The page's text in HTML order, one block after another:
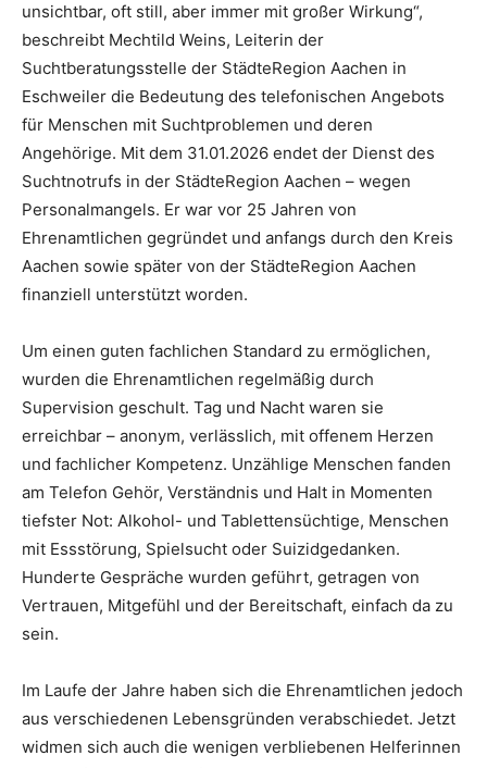
unsichtbar, oft still, aber immer mit großer Wirkung“,
beschreibt Mechtild Weins, Leiterin der
Suchtberatungsstelle der StädteRegion Aachen in
Eschweiler die Bedeutung des telefonischen Angebots
für Menschen mit Suchtproblemen und deren
Angehörige. Mit dem 31.01.2026 endet der Dienst des
Suchtnotrufs in der StädteRegion Aachen – wegen
Personalmangels. Er war vor 25 Jahren von
Ehrenamtlichen gegründet und anfangs durch den Kreis
Aachen sowie später von der StädteRegion Aachen
finanziell unterstützt worden.
Um einen guten fachlichen Standard zu ermöglichen,
wurden die Ehrenamtlichen regelmäßig durch
Supervision geschult. Tag und Nacht waren sie
erreichbar – anonym, verlässlich, mit offenem Herzen
und fachlicher Kompetenz. Unzählige Menschen fanden
am Telefon Gehör, Verständnis und Halt in Momenten
tiefster Not: Alkohol- und Tablettensüchtige, Menschen
mit Essstörung, Spielsucht oder Suizidgedanken.
Hunderte Gespräche wurden geführt, getragen von
Vertrauen, Mitgefühl und der Bereitschaft, einfach da zu
sein.
Im Laufe der Jahre haben sich die Ehrenamtlichen jedoch
aus verschiedenen Lebensgründen verabschiedet. Jetzt
widmen sich auch die wenigen verbliebenen Helferinnen